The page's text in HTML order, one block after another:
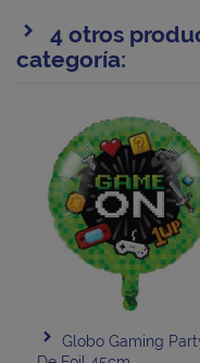
4 otros
categoría:
Globo Gaming